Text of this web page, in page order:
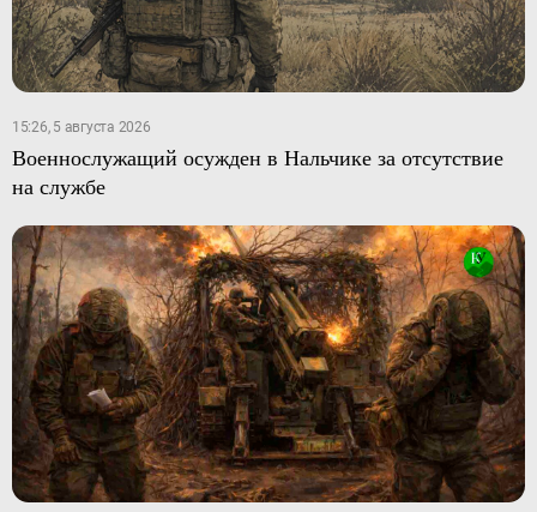
15:26, 5 августа 2026
Военнослужащий осужден в Нальчике за отсутствие
на службе